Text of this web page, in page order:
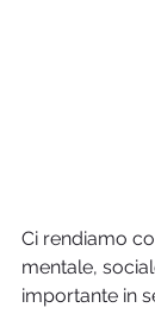
Ci rendiamo
mentale,
importante in